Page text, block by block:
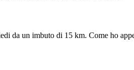
un imbuto di 15 km. Come ho